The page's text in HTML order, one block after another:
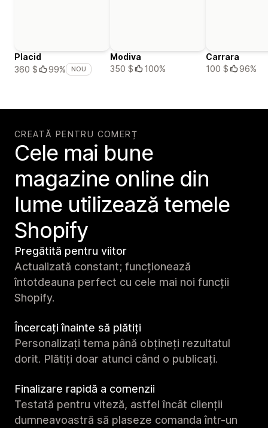
Placid
360 $
99% NOU
Modiva
350 $
100%
Carrara
100 $
96%
CREATĂ PENTRU COMERȚ
Cele mai bune
magazine online din
lume utilizează temele
Shopify
Pregătită pentru viitor
Actualizată constant; funcționează
întotdeauna perfect cu cele mai noi funcții
Shopify.
Încercați înainte să plătiți
Personalizați tema până obțineți rezultatul
dorit. Plătiți doar atunci când o publicați.
Finalizare rapidă a comenzii
Testată pentru viteză, astfel încât clienții
dumneavoastră să plaseze comanda într-un